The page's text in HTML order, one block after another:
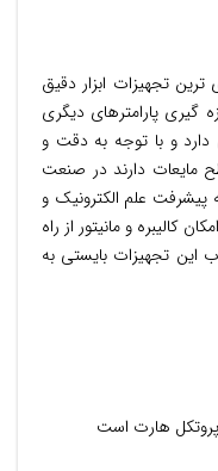
تجهیزات ابزار دقیق
پارامترهای دیگری
دارد و با توجه به دقت و
مایعات دارند در صنعت
پیشرفت علم الکترونیک و
کالیبره و مانیتور از راه
این تجهیزات بایستی به
هارت است